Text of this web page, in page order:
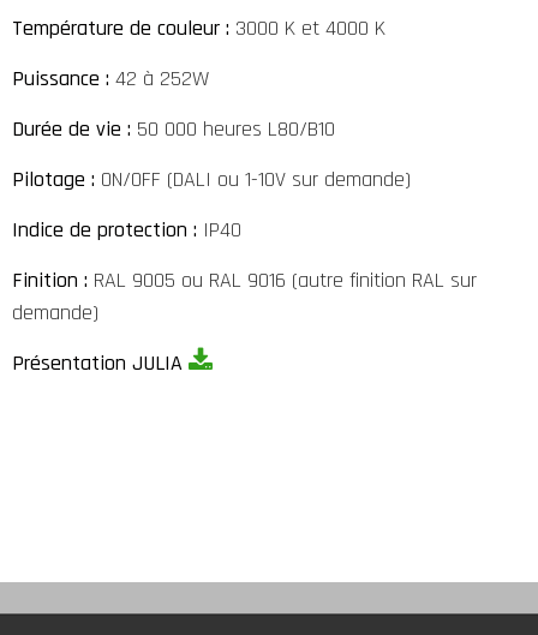
Température de couleur : 3000 K et 4000 K
Puissance : 42 à 252W
Durée de vie : 50 000 heures L80/B10
Pilotage : ON/OFF (DALI ou 1-10V sur demande)
Indice de protection : IP40
Finition : RAL 9005 ou RAL 9016 (autre finition RAL sur
demande)
Présentation JULIA